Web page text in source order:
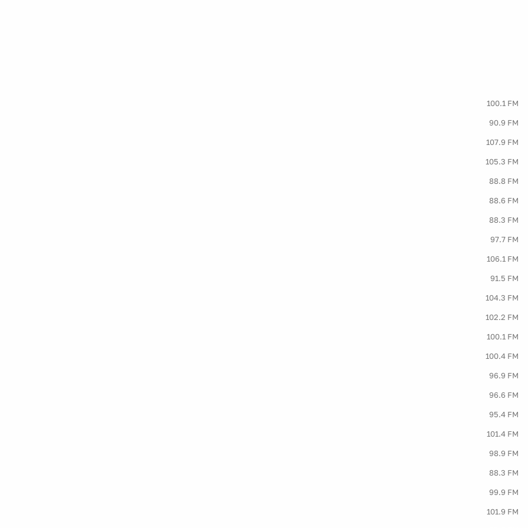
100.1 FM
90.9 FM
107.9 FM
105.3 FM
88.8 FM
88.6 FM
88.3 FM
97.7 FM
106.1 FM
91.5 FM
104.3 FM
102.2 FM
100.1 FM
100.4 FM
96.9 FM
96.6 FM
95.4 FM
101.4 FM
98.9 FM
88.3 FM
99.9 FM
101.9 FM